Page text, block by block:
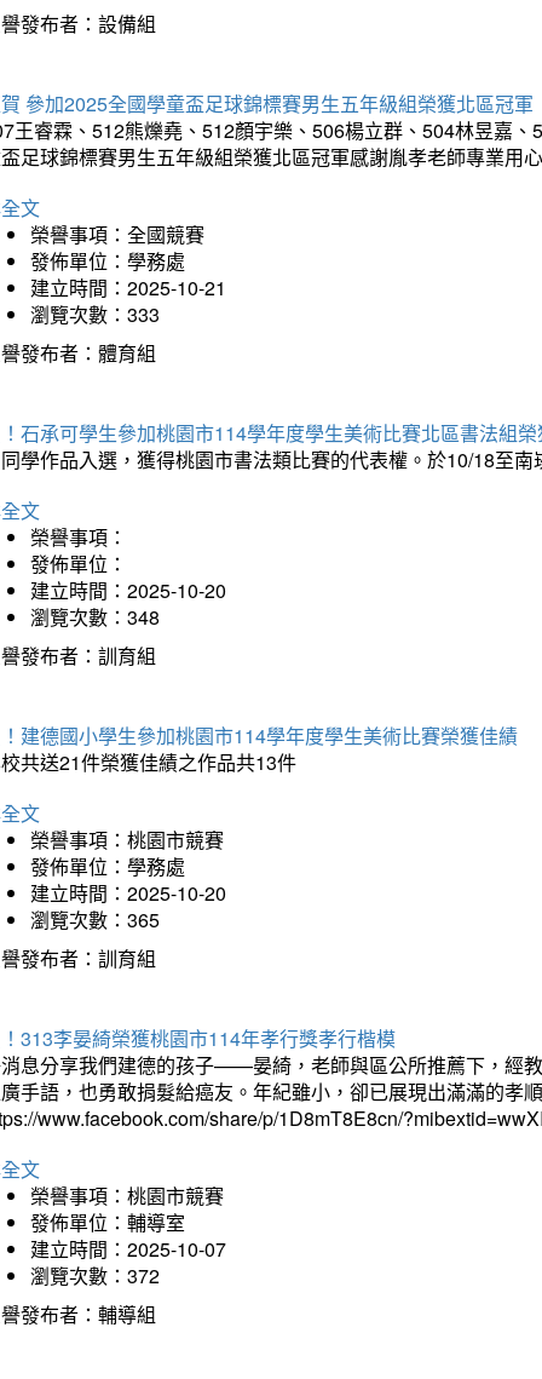
發布者：設備組
參加2025全國學童盃足球錦標賽男生五年級組榮獲北區冠軍
王睿霖、512熊爍堯、512顏宇樂、506楊立群、504林昱嘉
足球錦標賽男生五年級組榮獲北區冠軍感謝胤孝老師專業用
文
榮譽事項：全國競賽
發佈單位：學務處
建立時間：2025-10-21
瀏覽次數：333
發布者：體育組
石承可學生參加桃園市114學年度學生美術比賽北區書法組
學作品入選，獲得桃園市書法類比賽的代表權。於10/18至
文
榮譽事項：
發佈單位：
建立時間：2025-10-20
瀏覽次數：348
發布者：訓育組
建德國小學生參加桃園市114學年度學生美術比賽榮獲佳績
共送21件榮獲佳績之作品共13件
文
榮譽事項：桃園市競賽
發佈單位：學務處
建立時間：2025-10-20
瀏覽次數：365
發布者：訓育組
313李晏綺榮獲桃園市114年孝行獎孝行楷模
息分享我們建德的孩子——晏綺，老師與區公所推薦下，經
手語，也勇敢捐髮給癌友。年紀雖小，卻已展現出滿滿的孝
www.facebook.com/share/p/1D8mT8E8cn/
文
榮譽事項：桃園市競賽
發佈單位：輔導室
建立時間：2025-10-07
瀏覽次數：372
發布者：輔導組